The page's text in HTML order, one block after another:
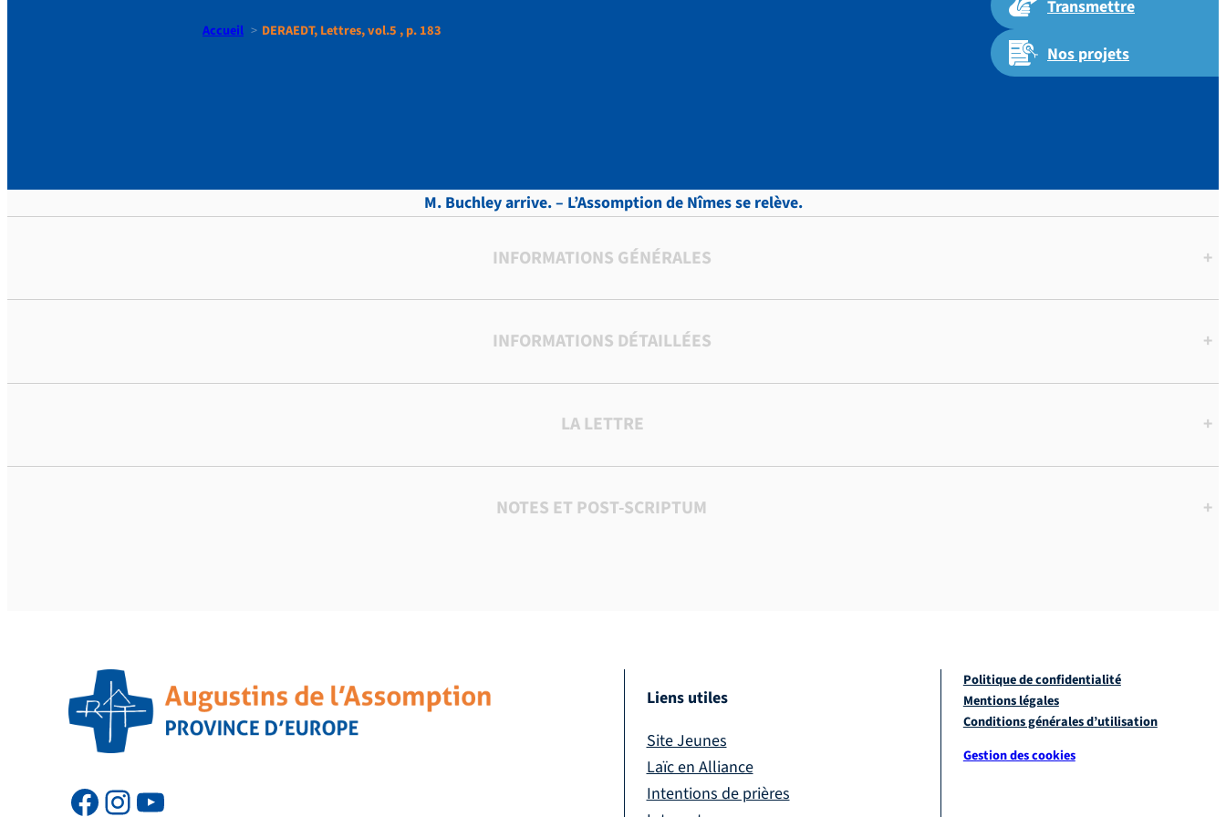
Transmettre
Nos projets
Accueil DERAEDT, Lettres, vol.5 , p. 183
M. Buchley arrive. – L’Assomption de Nîmes se relève.
INFORMATIONS GÉNÉRALES +
INFORMATIONS DÉTAILLÉES +
LA LETTRE +
NOTES ET POST-SCRIPTUM +
Liens utiles
Site Jeunes
Laïc en Alliance
Intentions de prières
Politique de confidentialité
Mentions légales
Conditions générales d’utilisation
Gestion des cookies